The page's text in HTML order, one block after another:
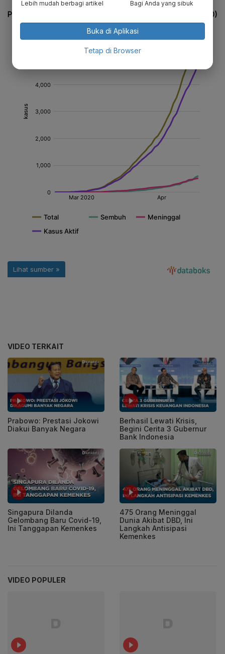
VIDEO TERKAIT
Prabowo: Prestasi Jokowi
Diakui Banyak Negara
Berhasil Lewati Krisis,
Begini Cerita 3 Gubernur
Bank Indonesia
Singapura Dilanda
Gelombang Baru Covid-19,
Ini Tanggapan Kemenkes
475 Orang Meninggal
Dunia Akibat DBD, Ini
Langkah Antisipasi
Kemenkes
VIDEO POPULER
Lebih mudah berbagi artikel Bagi Anda yang sibuk
Buka di Aplikasi
Tetap di Browser